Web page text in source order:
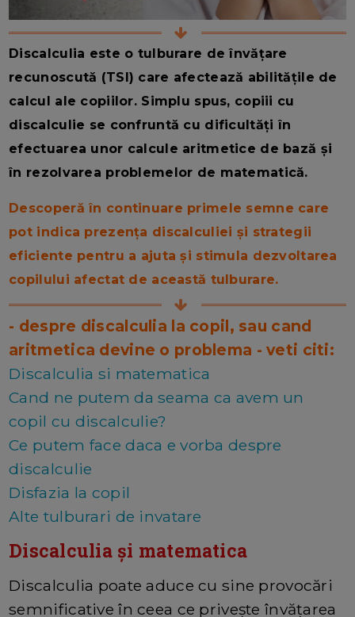
Discalculia este o tulburare de învățare
recunoscută (TSI) care afectează abilitățile de
calcul ale copiilor. Simplu spus, copiii cu
discalculie se confruntă cu dificultăți în
efectuarea unor calcule aritmetice de bază și
în rezolvarea problemelor de matematică.
Descoperă în continuare primele semne care
pot indica prezența discalculiei și strategii
eficiente pentru a ajuta și stimula dezvoltarea
copilului afectat de această tulburare.
- despre discalculia la copil, sau cand
aritmetica devine o problema - veti citi:
Discalculia si matematica
Cand ne putem da seama ca avem un
copil cu discalculie?
Ce putem face daca e vorba despre
discalculie
Disfazia la copil
Alte tulburari de invatare
Discalculia și matematica
Discalculia poate aduce cu sine provocări
semnificative în ceea ce privește învățarea